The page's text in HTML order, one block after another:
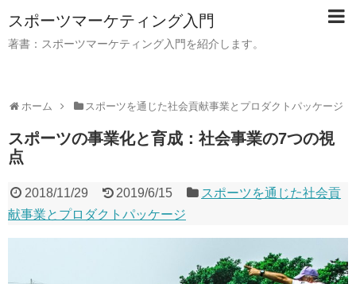
スポーツマーケティング入門
著書：スポーツマーケティング入門を紹介します。
ホーム スポーツを通じた社会貢献事業とプロダクトパッケージ
スポーツの事業化と育成：社会事業の7つの視
点
2018/11/29 2019/6/15
スポーツを通じた社会貢
献事業とプロダクトパッケージ